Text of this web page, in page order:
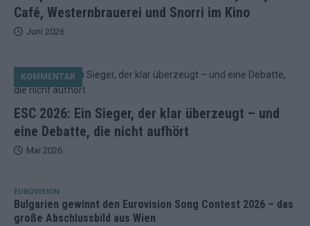
Café, Westernbrauerei und Snorri im Kino
Juni 2026
ESC 2026: Ein Sieger, der klar überzeugt – und
eine Debatte, die nicht aufhört
KOMMENTAR
Mai 2026
EUROVISION
Bulgarien gewinnt den Eurovision Song Contest 2026 – das
große Abschlussbild aus Wien